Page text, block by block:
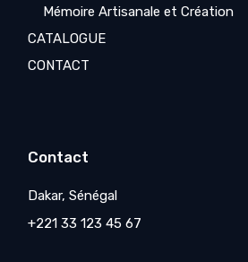
Mémoire Artisanale et Création
CATALOGUE
CONTACT
Contact
Dakar, Sénégal
+221 33 123 45 67